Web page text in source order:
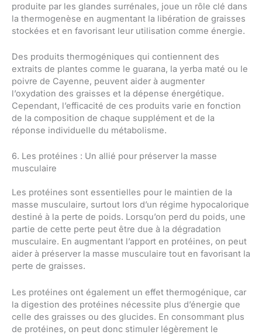
produite par les glandes surrénales, joue un rôle clé dans
la thermogenèse en augmentant la libération de graisses
stockées et en favorisant leur utilisation comme énergie.
Des produits thermogéniques qui contiennent des
extraits de plantes comme le guarana, la yerba maté ou le
poivre de Cayenne, peuvent aider à augmenter
l’oxydation des graisses et la dépense énergétique.
Cependant, l’efficacité de ces produits varie en fonction
de la composition de chaque supplément et de la
réponse individuelle du métabolisme.
6. Les protéines : Un allié pour préserver la masse
musculaire
Les protéines sont essentielles pour le maintien de la
masse musculaire, surtout lors d’un régime hypocalorique
destiné à la perte de poids. Lorsqu’on perd du poids, une
partie de cette perte peut être due à la dégradation
musculaire. En augmentant l’apport en protéines, on peut
aider à préserver la masse musculaire tout en favorisant la
perte de graisses.
Les protéines ont également un effet thermogénique, car
la digestion des protéines nécessite plus d’énergie que
celle des graisses ou des glucides. En consommant plus
de protéines, on peut donc stimuler légèrement le